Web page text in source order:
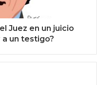
Juez en un juicio
un testigo?